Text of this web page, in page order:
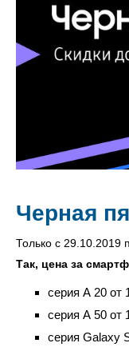
Черная
Только с 29.10.2019
Так, цена за
серия А 20 от
серия А 50 от
серия Galaxy